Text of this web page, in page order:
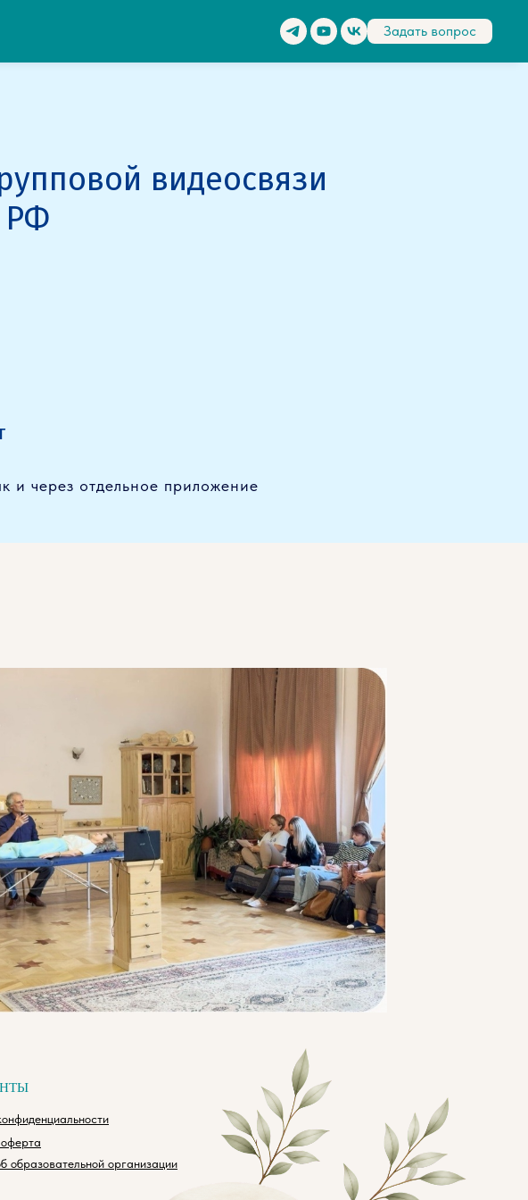
Задать вопрос
видеосвязи
РФ
и через отдельное приложение
образовательной организации